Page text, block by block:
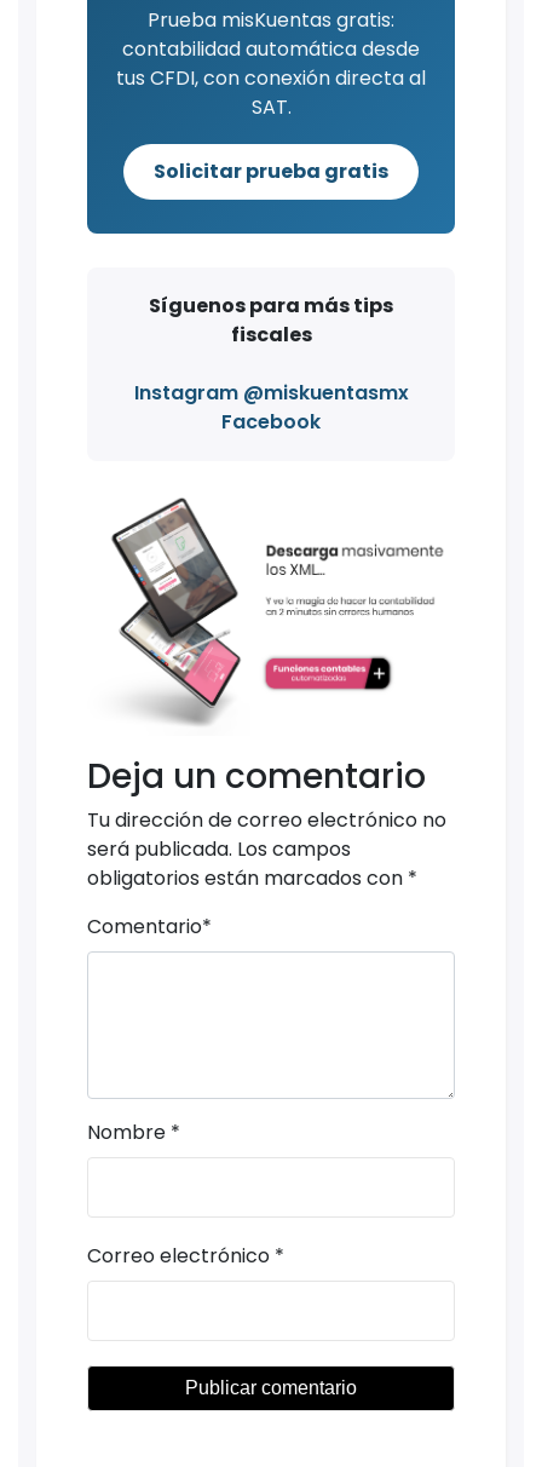
Prueba misKuentas gratis:
contabilidad automática desde
tus CFDI, con conexión directa al
SAT.
Solicitar prueba gratis
Síguenos para más tips
fiscales
Instagram @miskuentasmx
Facebook
Deja un comentario
Tu dirección de correo electrónico no
será publicada. Los campos
obligatorios están marcados con *
Comentario*
Nombre *
Correo electrónico *